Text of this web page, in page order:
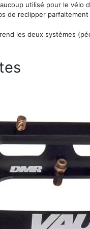
utilisé pour le vélo
de reclipper
les deux systèmes